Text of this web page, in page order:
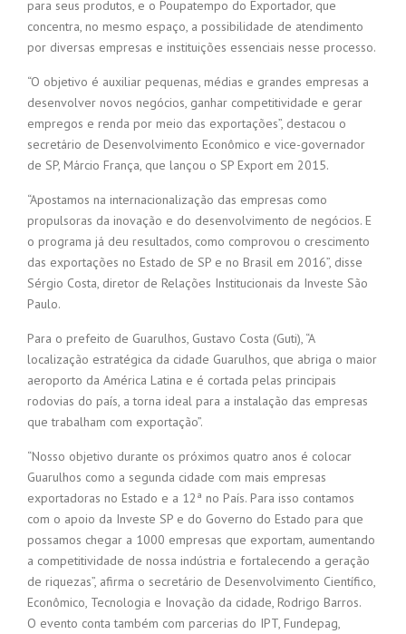
para seus produtos, e o Poupatempo do Exportador, que
concentra, no mesmo espaço, a possibilidade de atendimento
por diversas empresas e instituições essenciais nesse processo.
“O objetivo é auxiliar pequenas, médias e grandes empresas a
desenvolver novos negócios, ganhar competitividade e gerar
empregos e renda por meio das exportações”, destacou o
secretário de Desenvolvimento Econômico e vice-governador
de SP, Márcio França, que lançou o SP Export em 2015.
“Apostamos na internacionalização das empresas como
propulsoras da inovação e do desenvolvimento de negócios. E
o programa já deu resultados, como comprovou o crescimento
das exportações no Estado de SP e no Brasil em 2016”, disse
Sérgio Costa, diretor de Relações Institucionais da Investe São
Paulo.
Para o prefeito de Guarulhos, Gustavo Costa (Guti), “A
localização estratégica da cidade Guarulhos, que abriga o maior
aeroporto da América Latina e é cortada pelas principais
rodovias do país, a torna ideal para a instalação das empresas
que trabalham com exportação”.
“Nosso objetivo durante os próximos quatro anos é colocar
Guarulhos como a segunda cidade com mais empresas
exportadoras no Estado e a 12ª no País. Para isso contamos
com o apoio da Investe SP e do Governo do Estado para que
possamos chegar a 1000 empresas que exportam, aumentando
a competitividade de nossa indústria e fortalecendo a geração
de riquezas”, afirma o secretário de Desenvolvimento Científico,
Econômico, Tecnologia e Inovação da cidade, Rodrigo Barros.
O evento conta também com parcerias do IPT, Fundepag,